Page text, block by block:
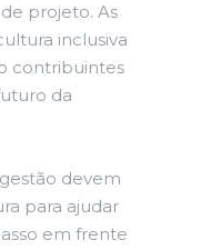
projeto. As
inclusiva
contribuintes
da
devem
para ajudar
em frente